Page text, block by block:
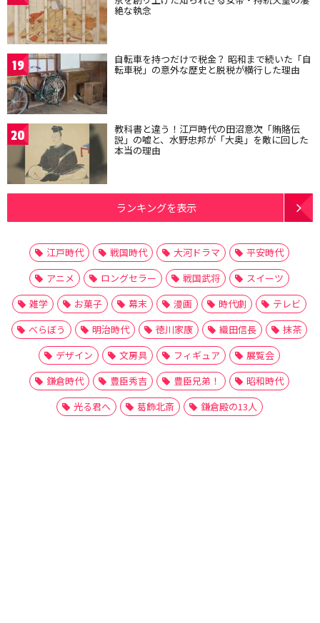
絶な執念
19 自転車を持つだけで税金？ 昭和まで続いた「自
転車税」の意外な歴史と脱税が横行した理由
20 教科書と違う！江戸時代の田沼意次「賄賂伝
説」の嘘と、水野忠邦が「大奥」を敵に回した
本当の理由
ランキングを表示
江戸時代 戦国時代 大河ドラマ
平安時代
アニメ
ロングセラー 戦国武将
スイーツ
雑学
お菓子 幕末 漫画 時代劇
テレビ
べらぼう
明治時代 徳川家康 織田信長
抹茶
デザイン
文房具 フィギュア
展覧会
鎌倉時代
豊臣秀吉 豊臣兄弟！
昭和時代
光る君へ
葛飾北斎 鎌倉殿の13人